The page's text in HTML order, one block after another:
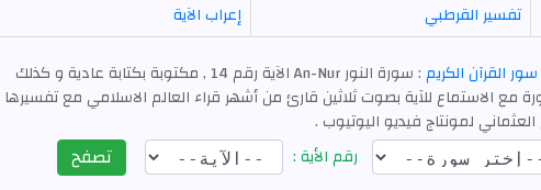
تفسير القرطبي إعراب الآية
سور القرآن الكريم
: سورة النور An-Nur الآية رقم 14 , مكتوبة بكتابة عادية و كذلك
مع الاستماع للآية بصوت ثلاثين قارئ من أشهر قراء العالم الاسلامي مع تفسيرها
لمونتاج فيديو اليوتيوب .
رقم الأية : تصفح